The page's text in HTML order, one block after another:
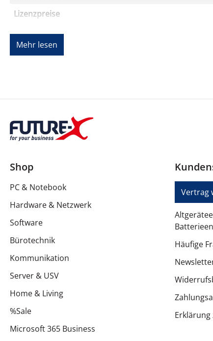
Lizenzpreise
Preisniveau
Preislage
Mehr lesen
Shop
PC & Notebook
Hardware & Netzwerk
Software
Bürotechnik
Kommunikation
Server & USV
Home & Living
%Sale
Microsoft 365 Business
Vertrag
Häufige